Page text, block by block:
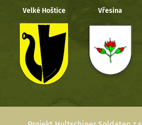
Velké Hoštice Vřesina